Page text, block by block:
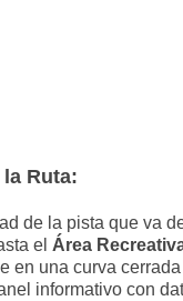
Ruta:
de la pista que va
el Área
en una curva
informativo con